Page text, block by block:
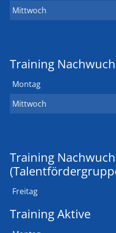
Mittwoch
Training
Montag
Mittwoch
Training
Freitag
Training Aktive